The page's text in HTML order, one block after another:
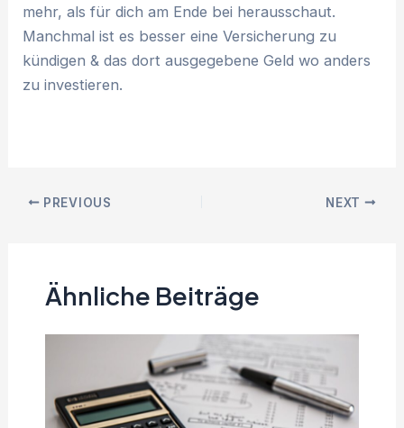
mehr, als für dich am Ende bei herausschaut.
Manchmal ist es besser eine Versicherung zu
kündigen & das dort ausgegebene Geld wo anders
zu investieren.
Post PREVIOUS NEXT
Ähnliche Beiträge